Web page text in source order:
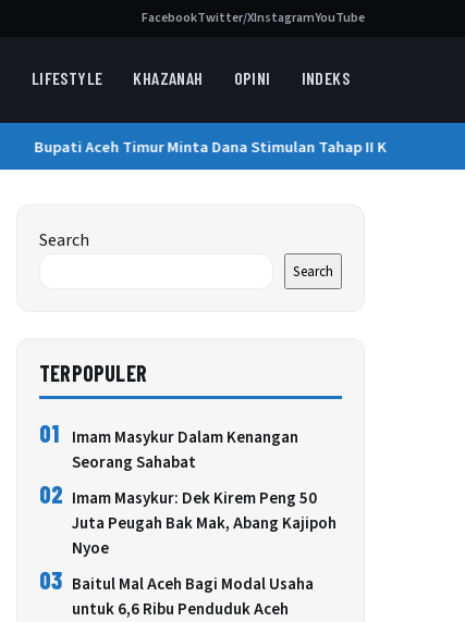
FacebookTwitter/XInstagramYouTube
LIFESTYLE KHAZANAH OPINI INDEKS
Bupati Aceh Timur Minta Dana Stimulan Tahap II Korban
Search
Search
TERPOPULER
01
Imam Masykur Dalam Kenangan
Seorang Sahabat
02 Imam Masykur: Dek Kirem Peng 50
Juta Peugah Bak Mak, Abang Kajipoh
Nyoe
03 Baitul Mal Aceh Bagi Modal Usaha
untuk 6,6 Ribu Penduduk Aceh